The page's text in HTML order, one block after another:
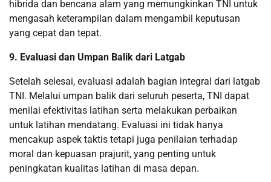
hibrida dan bencana alam yang memungkinkan TNI untuk
mengasah keterampilan dalam mengambil keputusan
yang cepat dan tepat.
9. Evaluasi dan Umpan Balik dari Latgab
Setelah selesai, evaluasi adalah bagian integral dari latgab
TNI. Melalui umpan balik dari seluruh peserta, TNI dapat
menilai efektivitas latihan serta melakukan perbaikan
untuk latihan mendatang. Evaluasi ini tidak hanya
mencakup aspek taktis tetapi juga penilaian terhadap
moral dan kepuasan prajurit, yang penting untuk
peningkatan kualitas latihan di masa depan.